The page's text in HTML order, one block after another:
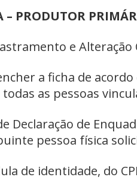
– PRODUTOR
e
a ficha de
as pessoas
Declaração de
pessoa física
de identidade, do